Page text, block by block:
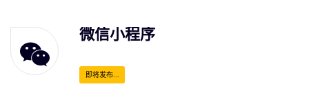
微信小程序
即将发布...